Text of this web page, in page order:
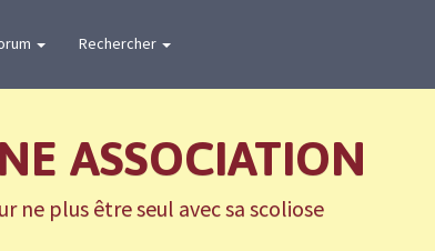
Rechercher
ASSOCIATION
ne plus être seul avec sa scoliose